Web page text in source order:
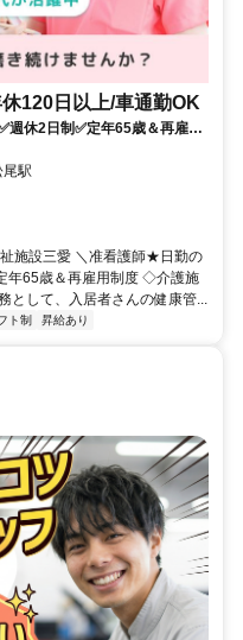
120日以上/車通勤OK
週休2日制✅定年65歳＆再雇用
尾駅
祉施設三愛 ＼准看護師★日勤の
65歳＆再雇用制度 ◇介護施
して、入居者さんの健康管...
ト制 昇給あり